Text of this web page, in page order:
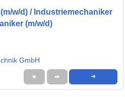
w/d) / Industriemechaniker
(m/w/d)
GmbH
★ ➦ ➜